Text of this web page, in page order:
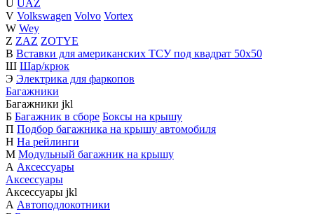
U UAZ
V Volkswagen Volvo Vortex
W Wey
Z ZAZ ZOTYE
В Вставки для американских ТСУ под квадрат 50х50
Ш Шар/крюк
Э Электрика для фаркопов
Багажники
Багажники jkl
Б Багажник в сборе Боксы на крышу
П Подбор багажника на крышу автомобиля
Н На рейлинги
М Модульный багажник на крышу
А Аксессуары
Аксессуары
Аксессуары jkl
А Автоподлокотники